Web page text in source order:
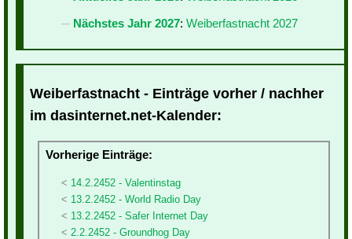
Nächstes Jahr 2027: Weiberfastnacht 2027
Weiberfastnacht - Einträge vorher / nachher
im dasinternet.net-Kalender:
Vorherige Einträge:
14.2.2452 - Valentinstag
13.2.2452 - World Radio Day
13.2.2452 - Safer Internet Day
2.2.2452 - Groundhog Day